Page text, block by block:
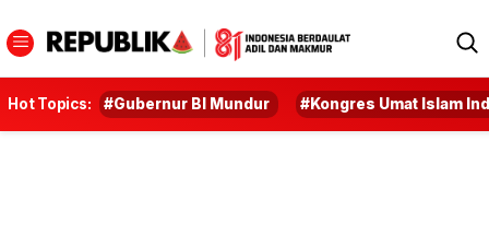
Hot Topics: #Gubernur BI Mundur #Kongres Umat Islam